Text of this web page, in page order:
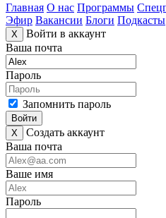
Главная О нас Программы
Эфир Вакансии Блоги Подкасты
X
Войти в аккаунт
Ваша почта
Пароль
Запомнить пароль
Войти
X
Создать аккаунт
Ваша почта
Ваше имя
Пароль